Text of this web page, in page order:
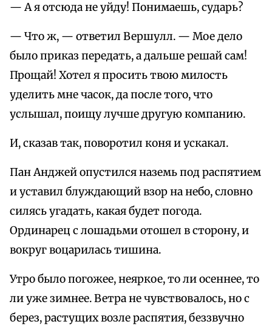
— А я отсюда не уйду! Понимаешь, сударь?
— Что ж, — ответил Вершулл. — Мое дело
было приказ передать, а дальше решай сам!
Прощай! Хотел я просить твою милость
уделить мне часок, да после того, что
услышал, поищу лучше другую компанию.
И, сказав так, поворотил коня и ускакал.
Пан Анджей опустился наземь под распятием
и уставил блуждающий взор на небо, словно
силясь угадать, какая будет погода.
Ординарец с лошадьми отошел в сторону, и
вокруг воцарилась тишина.
Утро было погожее, неяркое, то ли осеннее, то
ли уже зимнее. Ветра не чувствовалось, но с
берез, растущих возле распятия, беззвучно